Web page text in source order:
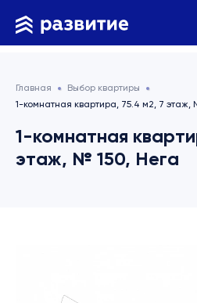
Главная
Выбор квартиры
1-комнатная квартира, 75.4 м2, 7 этаж,
1-комнатная
этаж, № 150, Нега